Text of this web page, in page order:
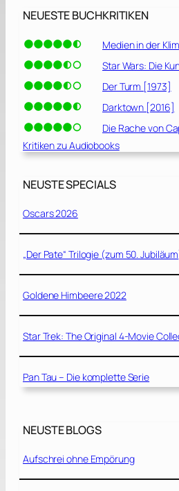
NEUESTE BUCHKRITIKEN
Medien in der
Star Wars: Die
Der Turm [1973]
Darktown [2016]
Die Rache von
Kritiken zu Audiobooks
NEUSTE SPECIALS
Oscars 2026
„Der Pate“ Trilogie (zum 50.
Goldene Himbeere 2022
Star Trek: The Original 4-Movie
Pan Tau – Die komplette Serie
NEUSTE BLOGS
Aufschrei ohne Empörung